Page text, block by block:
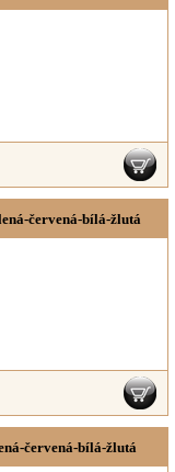
červená-bílá-žlutá
červená-bílá-žlutá